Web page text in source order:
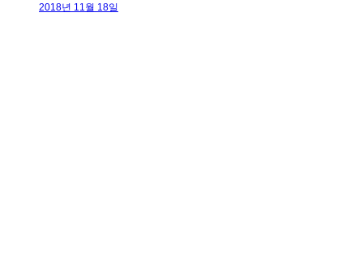
2018년 11월 18일